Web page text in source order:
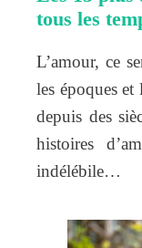
tous les
L’amour, ce
les époques et
depuis des
histoires
indélébile…